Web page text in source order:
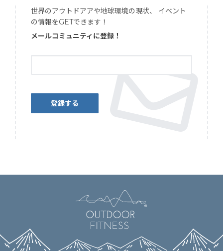
世界のアウトドアアや地球環境の現状、 イベント
の情報をGETできます！
メールコミュニティに登録！